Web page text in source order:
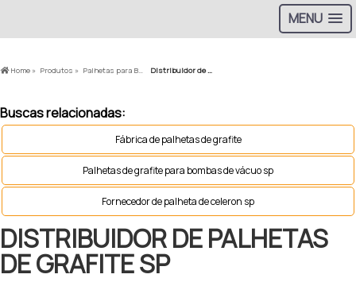
MENU
Home » Produtos » Palhetas para Bomba a Vácuo » Distribuidor de palhetas de grafite sp
Buscas relacionadas:
Fábrica de palhetas de grafite
Palhetas de grafite para bombas de vácuo sp
Fornecedor de palheta de celeron sp
DISTRIBUIDOR DE PALHETAS
DE GRAFITE SP